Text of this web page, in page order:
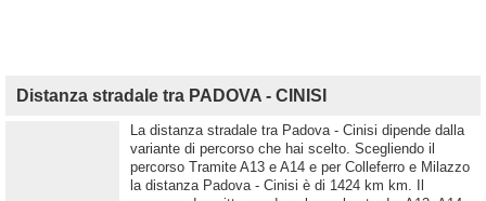
Distanza stradale tra PADOVA - CINISI
La distanza stradale tra Padova - Cinisi dipende dalla
variante di percorso che hai scelto. Scegliendo il
percorso Tramite A13 e A14 e per Colleferro e Milazzo
la distanza Padova - Cinisi è di 1424 km km. Il